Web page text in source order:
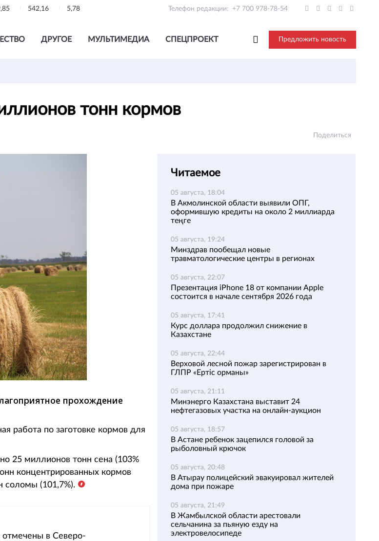
542,16 5,78 Телефон редакции: +7 700 978-78-54
ДРУГОЕ МУЛЬТИМЕДИА СПЕЦПРОЕКТ Предложить новость
тонн кормов
Поделиться
прохождение
работа по заготовке кормов для
25 миллионов тонн сена (103%
концентрированных кормов
соломы (101,7%).
отмечены в Северо-
Читаемое
05 августа, 18:04
В Акмолинской области выявили ОПГ,
оформившую кредиты на около 2 миллиарда
теңге
05 августа, 19:24
Минздрав пообещал новые
травматологические центры в регионах
05 августа, 22:07
Презентация iPhone 18 от компании Apple
состоится в начале сентября 2026 года
05 августа, 17:41
Курс доллара продолжил снижение в
Казахстане
05 августа, 22:44
Верховой лесной пожар зарегистрирован в
ГЛПР «Ертіс орманы»
05 августа, 21:11
Минэнерго Казахстана выставит 24
нефтегазовых участка на онлайн-аукцион
05 августа, 18:57
В Астане ребенок зацепился головой за
рыболовный крючок
05 августа, 20:48
В Атырау полицейский эвакуировал жителей
дома при пожаре
05 августа, 21:49
В Жамбылской области арестовали
сельчанина за пьяную езду на
электровелосипеде